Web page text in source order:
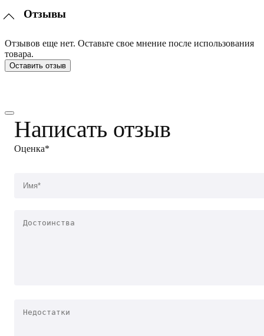
Отзывы
Отзывов еще нет. Оставьте свое мнение после использования
товара.
Оставить отзыв
Написать отзыв
Оценка*